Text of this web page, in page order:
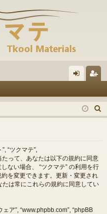
イ
ン
ザ
ー
索
“ツクマテ”,
たって、あなたは以下の規約に同意
ない場合、 “ツクマテ” の利用を行
を変更できます。更新・変更され
たは常にこれらの規約に同意してい
ア”, “www.phpbb.com”, “phpBB